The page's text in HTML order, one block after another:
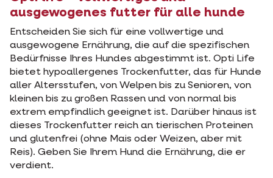
ausgewogenes futter für alle hunde
Entscheiden Sie sich für eine vollwertige und
ausgewogene Ernährung, die auf die spezifischen
Bedürfnisse Ihres Hundes abgestimmt ist. Opti Life
bietet hypoallergenes Trockenfutter, das für Hunde
aller Altersstufen, von Welpen bis zu Senioren, von
kleinen bis zu großen Rassen und von normal bis
extrem empfindlich geeignet ist. Darüber hinaus ist
dieses Trockenfutter reich an tierischen Proteinen
und glutenfrei (ohne Mais oder Weizen, aber mit
Reis). Geben Sie Ihrem Hund die Ernährung, die er
verdient.